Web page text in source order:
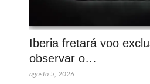
Iberia fretará voo
observar o…
agosto 5, 2026